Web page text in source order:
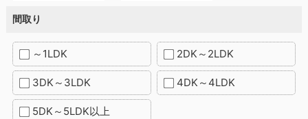
間取り
～1LDK 2DK～2LDK
3DK～3LDK 4DK～4LDK
5DK～5LDK以上